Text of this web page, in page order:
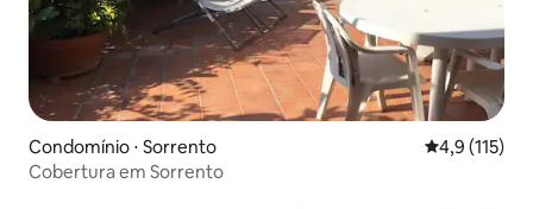
Condomínio ⋅ Sorrento 4,9 de uma
4,9 (115)
Cobertura em Sorrento